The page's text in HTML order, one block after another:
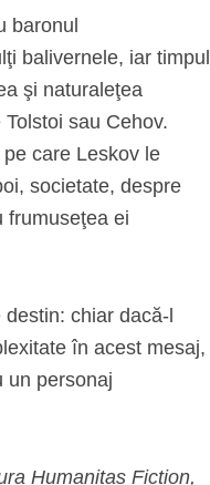
baronul
balivernele, iar timpul
şi naturaleţea
sau Cehov.
care Leskov le
societate, despre
frumuseţea ei
chiar dacă-l
în acest mesaj,
un personaj
Humanitas Fiction,